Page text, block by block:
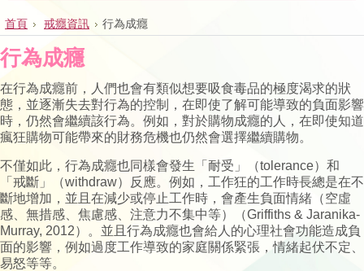
首頁 戒癮資訊 行為成癮
行為成癮
在行為成癮前，人們也會有類似想要吸食毒品的極度渴求的狀
態，並逐漸失去對行為的控制，在即使了解可能導致的負面影響
時，仍然會繼續該行為。例如，對於購物成癮的人，在即使知道
瘋狂購物可能帶來的財務危機也仍然會選擇繼續購物。
不僅如此，行為成癮也同樣會發生「耐受」（tolerance）和
「戒斷」（withdraw）反應。例如，工作狂的工作時長總是在不
斷地增加，並且在減少或停止工作時，會產生負面情緒（空虛
感、無措感、焦慮感、注意力不集中等）（Griffiths & Jaranika-
Murray, 2012）。並且行為成癮也會給人的心理社會功能造成負
面的影響，例如過度工作導致的家庭關係緊張，情緒起伏不定、
易怒等等。